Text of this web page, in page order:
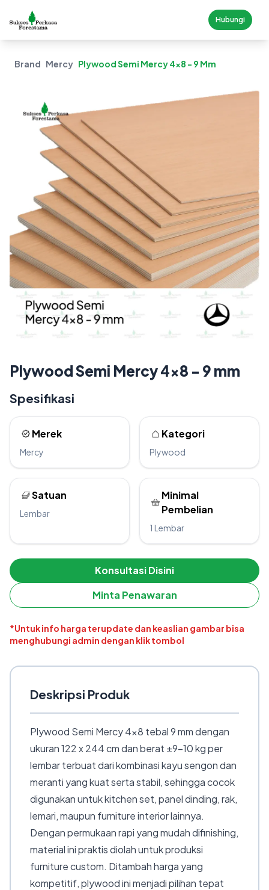
Hubungi
Brand Mercy Plywood Semi Mercy 4x8 - 9 Mm
Plywood Semi Mercy 4x8 - 9 mm
Spesifikasi
Merek
Mercy
Kategori
Plywood
Satuan
Lembar
Minimal
Pembelian
1 Lembar
Konsultasi Disini
Minta Penawaran
*Untuk info harga terupdate dan keaslian gambar bisa
menghubungi admin dengan klik tombol
Deskripsi Produk
Plywood Semi Mercy 4×8 tebal 9 mm dengan
ukuran 122 x 244 cm dan berat ±9–10 kg per
lembar terbuat dari kombinasi kayu sengon dan
meranti yang kuat serta stabil, sehingga cocok
digunakan untuk kitchen set, panel dinding, rak,
lemari, maupun furniture interior lainnya.
Dengan permukaan rapi yang mudah difinishing,
material ini praktis diolah untuk produksi
furniture custom. Ditambah harga yang
kompetitif, plywood ini menjadi pilihan tepat